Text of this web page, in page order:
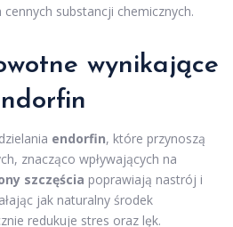
substancji chemicznych.
wynikające
endorfin, które przynoszą
znacząco wpływających na
szczęścia poprawiają nastrój i
jak naturalny środek
redukuje stres oraz lęk.